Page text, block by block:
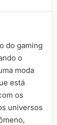
Estão
o
do gaming
o
moda
está
os
universos